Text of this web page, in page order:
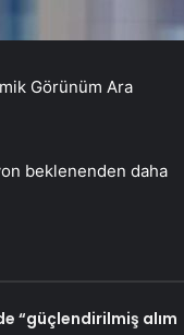
Görünüm Ara
beklenenden daha
“güçlendirilmiş alım